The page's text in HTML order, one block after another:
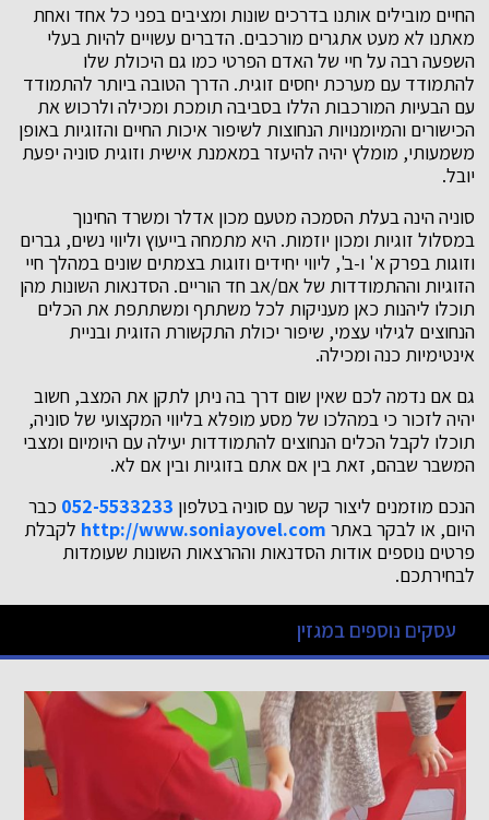
החיים מובילים אותנו בדרכים שונות ומציבים בפני כל אחד ואחת
מאתנו לא מעט אתגרים מורכבים. הדברים עשויים להיות בעלי
השפעה רבה על חיי של האדם הפרטי כמו גם היכולת שלו
להתמודד עם מערכת יחסים זוגית. הדרך הטובה ביותר להתמודד
עם הבעיות המורכבות הללו בסביבה תומכת ומכילה ולרכוש את
הכישורים והמיומנויות הנחוצות לשיפור איכות החיים והזוגיות באופן
משמעותי, מומלץ יהיה להיעזר במאמנת אישית וזוגית סוניה יפעת
יובל.
סוניה הינה בעלת הסמכה מטעם מכון אדלר ומשרד החינוך
במסלול זוגיות ומכון יוזמות. היא מתמחה בייעוץ וליווי נשים, גברים
וזוגות בפרק א' ו-ב', ליווי יחידים וזוגות בצמתים שונים במהלך חיי
הזוגיות וההתמודדות של אם/אב חד הוריים. הסדנאות השונות מהן
תוכלו ליהנות כאן מעניקות לכל משתתף ומשתתפת את הכלים
הנחוצים לגילוי עצמי, שיפור יכולת התקשורת הזוגית ובניית
אינטימיות כנה ומכילה.
גם אם נדמה לכם שאין שום דרך בה ניתן לתקן את המצב, חשוב
יהיה לזכור כי במהלכו של מסע מופלא בליווי המקצועי של סוניה,
תוכלו לקבל הכלים הנחוצים להתמודדות יעילה עם היומיום ומצבי
המשבר שבהם, זאת בין אם אתם בזוגיות ובין אם לא.
הנכם מוזמנים ליצור קשר עם סוניה בטלפון 052-5533233 כבר
היום, או לבקר באתר http://www.soniayovel.com לקבלת
פרטים נוספים אודות הסדנאות וההרצאות השונות שעומדות
לבחירתכם.
עסקים נוספים במגזין